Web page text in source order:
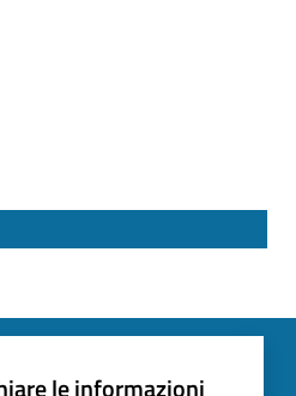
le informazioni